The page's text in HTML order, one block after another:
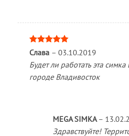
Оценка5
Слава – 03.10.2019
Будет ли работать эта
городе Владивосток
MEGA SIMKA –
Здравствуйте!